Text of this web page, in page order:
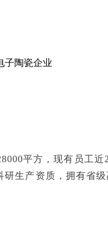
平方，现有员工近
生产资质，拥有省